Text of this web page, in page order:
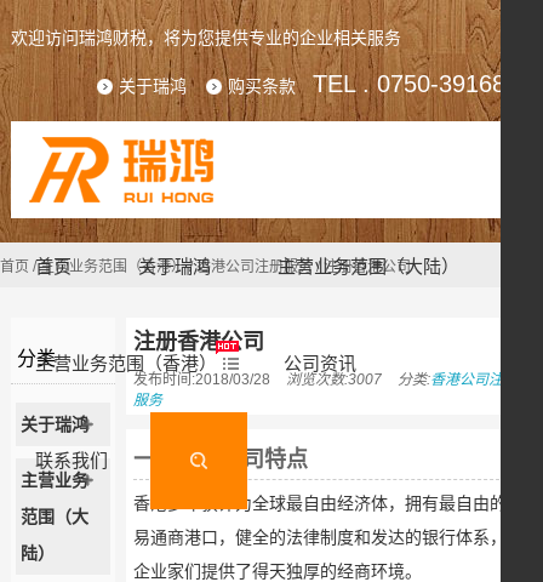
欢迎访问瑞鸿财税，将为您提供专业的企业相关服务
关于瑞鸿 购买条款 TEL . 0750-3916809
首页 关于瑞鸿 主营业务范围（大陆）
主营业务范围（香港） 公司资讯
联系我们
首页 /主营业务范围（香港）/香港公司注册服务/ 注册香港公司
分类
关于瑞鸿
主营业务
范围（大
陆）
注册香港公司
发布时间:2018/03/28 浏览次数:3007 分类:香港公司注册
服务
一、香港公司特点
香港多年获评为全球最自由经济体，拥有最自由的贸
易通商港口，健全的法律制度和发达的银行体系，给
企业家们提供了得天独厚的经商环境。